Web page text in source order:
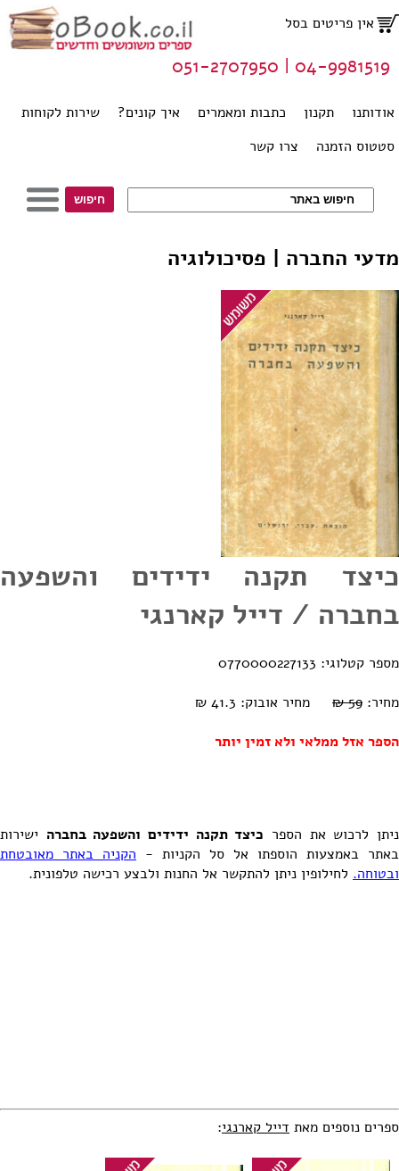
אין פריטים בסל
אודותנו תקנון כתבות ומאמרים איך קונים?
שירות לקוחות
סטטוס הזמנה
צרו קשר
04-9981519 | 051-2707950
מדעי החברה | פסיכולוגיה
כיצד תקנה ידידים והשפעה
בחברה / דייל קארנגי
מספר קטלוגי: 0770000227133
מחיר: 59 ₪
מחיר אובוק: 41.3 ₪
הספר אזל ממלאי ולא זמין יותר
ניתן לרכוש את הספר כיצד תקנה ידידים והשפעה בחברה ישירות
באתר באמצעות הוספתו אל סל הקניות - הקניה באתר מאובטחת
ובטוחה. לחילופין ניתן להתקשר אל החנות ולבצע רכישה טלפונית.
ספרים נוספים מאת דייל קארנגי: